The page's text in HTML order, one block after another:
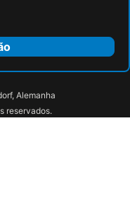
Alemanha
reservados.